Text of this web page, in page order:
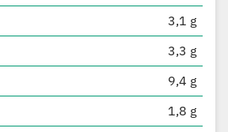
3,1 g
3,3 g
9,4 g
1,8 g